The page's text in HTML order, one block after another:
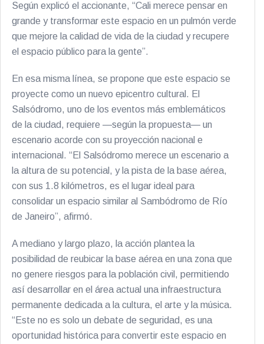
Según explicó el accionante, “Cali merece pensar en
grande y transformar este espacio en un pulmón verde
que mejore la calidad de vida de la ciudad y recupere
el espacio público para la gente”.
En esa misma línea, se propone que este espacio se
proyecte como un nuevo epicentro cultural. El
Salsódromo, uno de los eventos más emblemáticos
de la ciudad, requiere —según la propuesta— un
escenario acorde con su proyección nacional e
internacional. “El Salsódromo merece un escenario a
la altura de su potencial, y la pista de la base aérea,
con sus 1.8 kilómetros, es el lugar ideal para
consolidar un espacio similar al Sambódromo de Río
de Janeiro”, afirmó.
A mediano y largo plazo, la acción plantea la
posibilidad de reubicar la base aérea en una zona que
no genere riesgos para la población civil, permitiendo
así desarrollar en el área actual una infraestructura
permanente dedicada a la cultura, el arte y la música.
“Este no es solo un debate de seguridad, es una
oportunidad histórica para convertir este espacio en